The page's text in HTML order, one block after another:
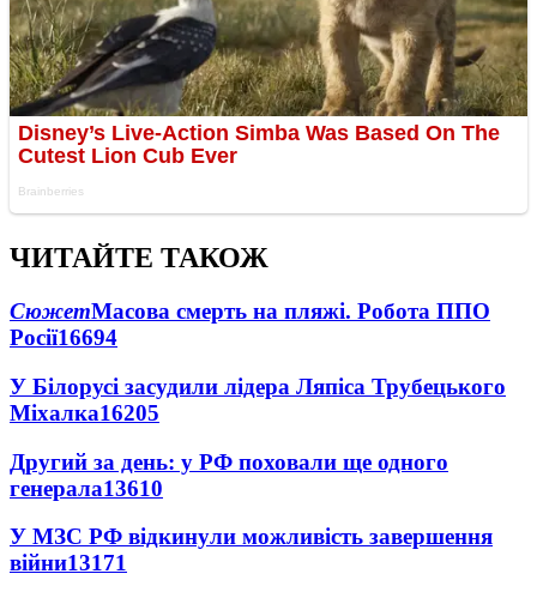
ЧИТАЙТЕ ТАКОЖ
СюжетМасова смерть на пляжі. Робота ППО
Росії16694
У Білорусі засудили лідера Ляпіса Трубецького
Міхалка16205
Другий за день: у РФ поховали ще одного
генерала13610
У МЗС РФ відкинули можливість завершення
війни13171